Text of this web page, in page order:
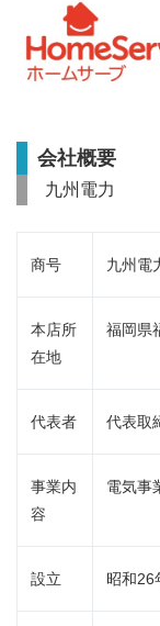
会社概要
九州電力
商号 九州電
本店所
在地
福岡県
代表者 代表取
事業内
容
電気
設立 昭和26